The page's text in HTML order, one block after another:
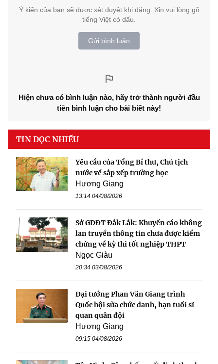
Ý kiến của bạn sẽ được xét duyệt khi đăng. Xin vui lòng gõ
tiếng Việt có dấu.
Gửi bình luận
Hiện chưa có bình luận nào, hãy trở thành người đầu
tiên bình luận cho bài biết này!
TIN ĐỌC NHIỀU
Yêu cầu của Tổng Bí thư, Chủ tịch
nước về sắp xếp trường học
Hương Giang
13:14 04/08/2026
Sở GDĐT Đắk Lắk: Khuyến cáo không
lan truyền thông tin chưa được kiểm
chứng về kỳ thi tốt nghiệp THPT
Ngọc Giàu
20:34 03/08/2026
Đại tướng Phan Văn Giang trình
Quốc hội sửa chức danh, hạn tuổi sĩ
quan quân đội
Hương Giang
09:15 04/08/2026